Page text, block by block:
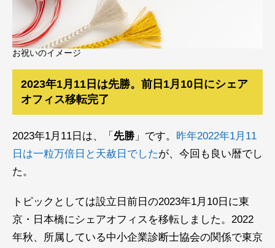
お祝いのイメージ
2023年1月11日は先勝。前日1月10日にシェア
オフィス移転完了
2023年1月11日は、「 先勝 」です。 昨年2022年1月11
日は一粒万倍日と天赦日でしたが、今回も良い暦でし
た。
トピックとしては設立日前日の2023年1月10日に東
京・日本橋にシェアオフィスを移転しました。2022
年秋、所属している中小企業診断士協会の関係で東京